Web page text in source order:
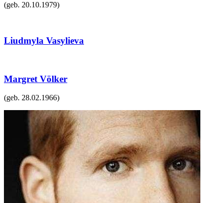
(geb. 20.10.1979)
Liudmyla Vasylieva
Margret Völker
(geb. 28.02.1966)